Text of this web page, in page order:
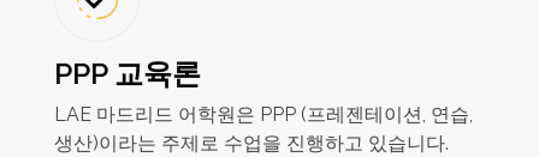
PPP 교육론
LAE 마드리드 어학원은 PPP (프레젠테이션, 연습,
생산)이라는 주제로 수업을 진행하고 있습니다.